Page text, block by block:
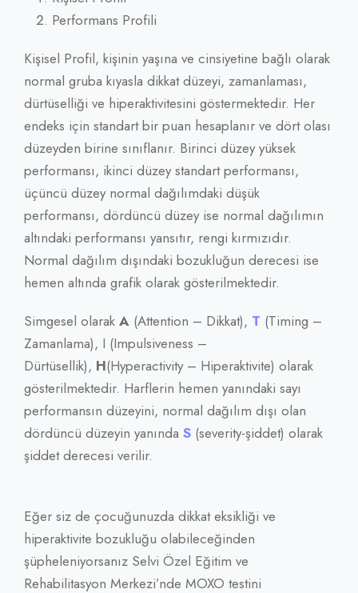
Performans Profili
Kişisel Profil, kişinin yaşına ve cinsiyetine bağlı olarak
normal gruba kıyasla dikkat düzeyi, zamanlaması,
dürtüselliği ve hiperaktivitesini göstermektedir. Her
endeks için standart bir puan hesaplanır ve dört olası
düzeyden birine sınıflanır. Birinci düzey yüksek
performansı, ikinci düzey standart performansı,
üçüncü düzey normal dağılımdaki düşük
performansı, dördüncü düzey ise normal dağılımın
altındaki performansı yansıtır, rengi kırmızıdır.
Normal dağılım dışındaki bozukluğun derecesi ise
hemen altında grafik olarak gösterilmektedir.
Simgesel olarak A (Attention – Dikkat), T (Timing –
Zamanlama), I (Impulsiveness –
Dürtüsellik), H(Hyperactivity – Hiperaktivite) olarak
gösterilmektedir. Harflerin hemen yanındaki sayı
performansın düzeyini, normal dağılım dışı olan
dördüncü düzeyin yanında S (severity-şiddet) olarak
şiddet derecesi verilir.
Eğer siz de çocuğunuzda dikkat eksikliği ve
hiperaktivite bozukluğu olabileceğinden
şüpheleniyorsanız Selvi Özel Eğitim ve
Rehabilitasyon Merkezi’nde MOXO testini